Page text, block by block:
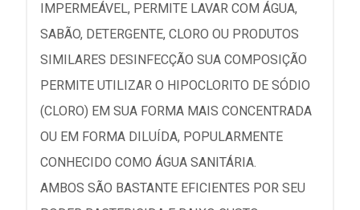
IMPERMEÁVEL, PERMITE LAVAR COM ÁGUA,
SABÃO, DETERGENTE, CLORO OU PRODUTOS
SIMILARES DESINFECÇÃO SUA COMPOSIÇÃO
PERMITE UTILIZAR O HIPOCLORITO DE SÓDIO
(CLORO) EM SUA FORMA MAIS CONCENTRADA
OU EM FORMA DILUÍDA, POPULARMENTE
CONHECIDO COMO ÁGUA SANITÁRIA.
AMBOS SÃO BASTANTE EFICIENTES POR SEU